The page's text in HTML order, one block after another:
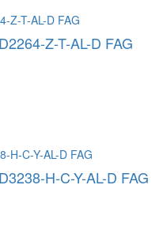
Z-T-AL-D FAG
H-C-Y-AL-D FAG